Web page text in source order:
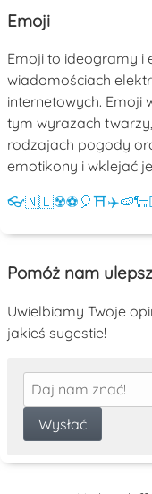
Emoji
Emoji to ideogramy i
wiadomościach
internetowych. Emoji
tym wyrazach
rodzajach pogody
emotikony i wklejać
👓🇳🇱☢️⚽ 🎈⛩️✈️🍉🐑
Pomóż nam
Uwielbiamy Twoje
jakieś sugestie!